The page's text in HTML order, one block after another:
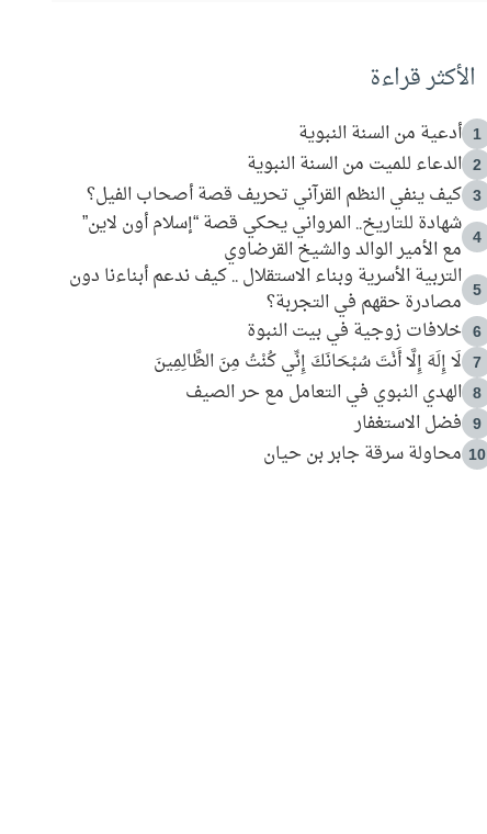
الأكثر قراءة
1 أدعية من السنة النبوية
2 الدعاء للميت من السنة النبوية
3 كيف ينفي النظم القرآني تحريف قصة أصحاب الفيل؟
4
شهادة للتاريخ.. المرواني يحكي قصة “إسلام أون لاين”
مع الأمير الوالد والشيخ القرضاوي
5
التربية الأسرية وبناء الاستقلال .. كيف ندعم أبناءنا دون
مصادرة حقهم في التجربة؟
6 خلافات زوجية في بيت النبوة
7 لَا إِلَهَ إِلَّا أَنْتَ سُبْحَانَكَ إِنِّي كُنْتُ مِنَ الظَّالِمِينَ
8 الهدي النبوي في التعامل مع حر الصيف
9 فضل الاستغفار
10 محاولة سرقة جابر بن حيان